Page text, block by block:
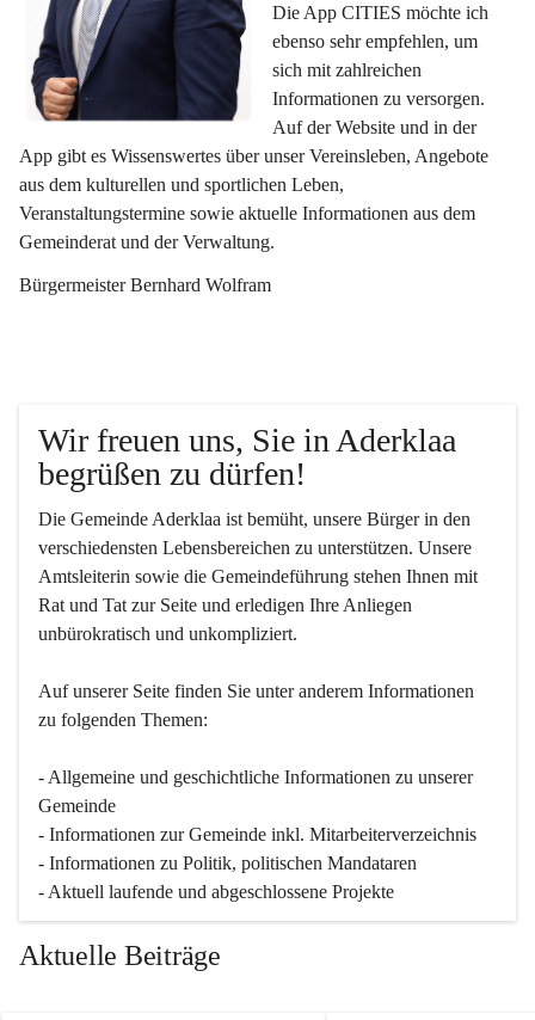
Die App CITIES möchte ich
ebenso sehr empfehlen, um
sich mit zahlreichen
Informationen zu versorgen.
Auf der Website und in der
App gibt es Wissenswertes über unser Vereinsleben, Angebote
aus dem kulturellen und sportlichen Leben,
Veranstaltungstermine sowie aktuelle Informationen aus dem
Gemeinderat und der Verwaltung.
Bürgermeister Bernhard Wolfram
Wir freuen uns, Sie in Aderklaa
begrüßen zu dürfen!
Die Gemeinde Aderklaa ist bemüht, unsere Bürger in den
verschiedensten Lebensbereichen zu unterstützen. Unsere
Amtsleiterin sowie die Gemeindeführung stehen Ihnen mit
Rat und Tat zur Seite und erledigen Ihre Anliegen
unbürokratisch und unkompliziert.
Auf unserer Seite finden Sie un­ter an­de­rem Informationen
zu folgenden Themen:
- Allgemeine und geschichtliche Informationen zu unserer
Gemeinde
- Informationen zur Gemeinde inkl. Mitarbeiterverzeichnis
- Informationen zu Politik, politischen Mandataren
- Aktuell laufende und abgeschlossene Projekte
Aktuelle Beiträge